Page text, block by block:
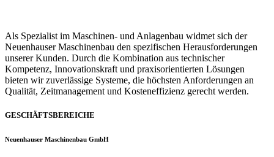
Als Spezialist im Maschinen- und Anlagenbau widmet sich der
Neuenhauser Maschinenbau den spezifischen Herausforderungen
unserer Kunden. Durch die Kombination aus technischer
Kompetenz, Innovationskraft und praxisorientierten Lösungen
bieten wir zuverlässige Systeme, die höchsten Anforderungen an
Qualität, Zeitmanagement und Kosteneffizienz gerecht werden.
GESCHÄFTSBEREICHE
Neuenhauser Maschinenbau GmbH